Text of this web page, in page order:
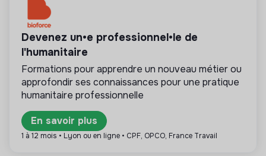
Cette structure repose sur un principe de
solidarité et d’utilité sociale : son mode de
gestion est démocratique et participatif, et sa
lucrativité est limitée. Il s’agit d’une association,
coopérative, fondation, mutuelle ou entreprise
Plus d'informations
Devenez un•e professionnel•le de
l'humanitaire
Formations pour apprendre un nouveau métier ou
approfondir ses connaissances pour une pratique
humanitaire professionnelle
En savoir plus
1 à 12 mois • Lyon ou en ligne • CPF, OPCO, France Travail